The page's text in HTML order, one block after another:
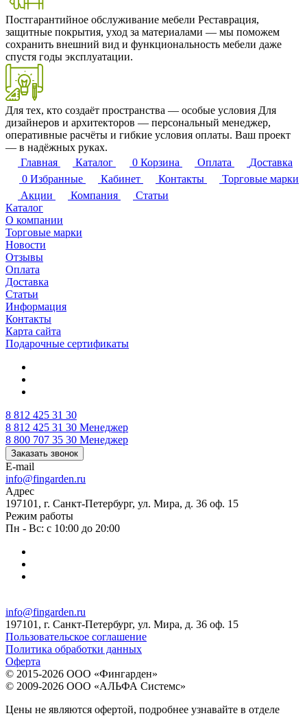
Постгарантийное обслуживание мебели Реставрация,
защитные покрытия, уход за материалами — мы поможем
сохранить внешний вид и функциональность мебели даже
спустя годы эксплуатации.
Для тех, кто создаёт пространства — особые условия Для
дизайнеров и архитекторов — персональный менеджер,
оперативные расчёты и гибкие условия оплаты. Ваш проект
— в надёжных руках.
Главная
Каталог 0 Корзина Оплата
Доставка
0 Избранные Кабинет Контакты
Торговые марки
Акции
Компания
Статьи
Каталог
О компании
Торговые марки
Новости
Отзывы
Оплата
Доставка
Статьи
Информация
Контакты
Карта сайта
Подарочные сертификаты
8 812 425 31 30
8 812 425 31 30 Менеджер
8 800 707 35 30 Менеджер
Заказать звонок
E-mail
info@fingarden.ru
Адрес
197101, г. Санкт-Петербург, ул. Мира, д. 36 оф. 15
Режим работы
Пн - Вс: с 10:00 до 20:00
info@fingarden.ru
197101, г. Санкт-Петербург, ул. Мира, д. 36 оф. 15
Пользовательское соглашение
Политика обработки данных
Оферта
© 2015-2026 ООО «Фингарден»
© 2009-2026 ООО «АЛЬФА Системс»
Цены не являются офертой, подробнее узнавайте в отделе